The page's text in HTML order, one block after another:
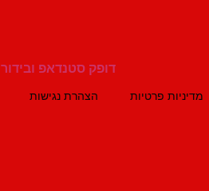
מדיניות פרטיות הצהרת נגישות